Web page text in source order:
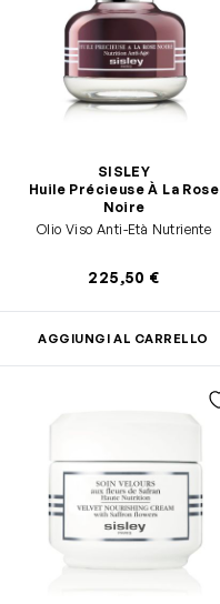
SISLEY
Huile Précieuse À La Rose
Noire
Olio Viso Anti-Età Nutriente
225,50 €
AGGIUNGI AL CARRELLO